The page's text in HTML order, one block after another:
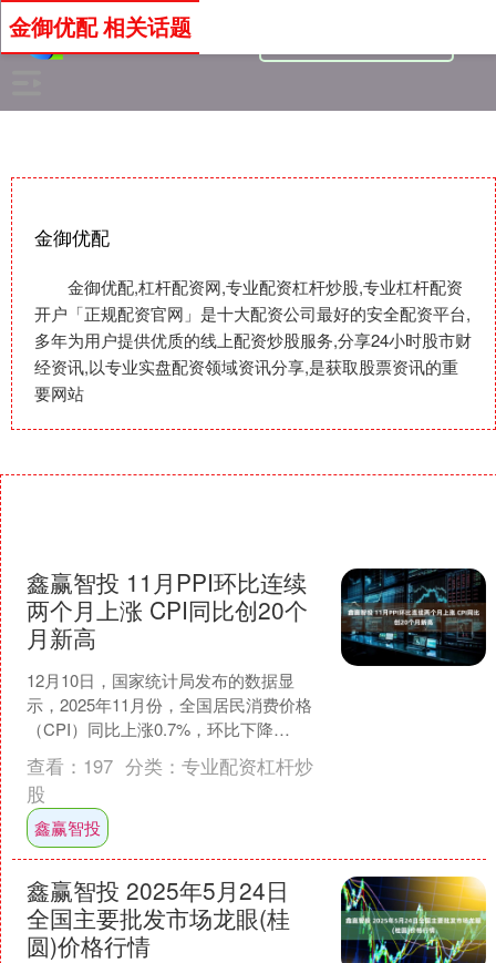
金御优配
金御优配,杠杆配资网,专业配资杠杆炒股,专业杠杆配资
开户「正规配资官网」是十大配资公司最好的安全配资平台,
多年为用户提供优质的线上配资炒股服务,分享24小时股市财
经资讯,以专业实盘配资领域资讯分享,是获取股票资讯的重
要网站
金御优配 相关话题
鑫赢智投 11月PPI环比连续
两个月上涨 CPI同比创20个
月新高
12月10日，国家统计局发布的数据显
示，2025年11月份，全国居民消费价格
（CPI）同比上涨0.7%，环比下降
0.1%；全国工业生产者出厂价格（PPI）
同比下....
查看： 197 分类： 专业配资杠杆炒
股
鑫赢智投
鑫赢智投 2025年5月24日
全国主要批发市场龙眼(桂
圆)价格行情